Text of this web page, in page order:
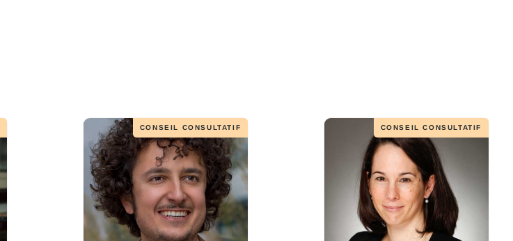
CONSEIL CONSULTATIF CONSEIL CONSULTATIF